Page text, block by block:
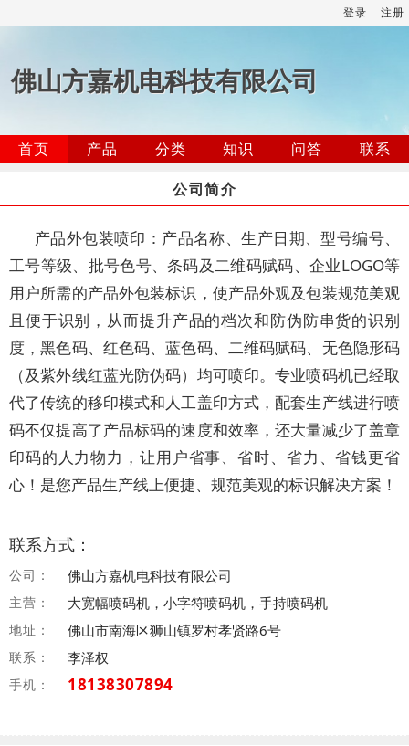
登录 注册
佛山方嘉机电科技有限公司
首页 产品 分类 知识 问答
联系
公司简介
产品外包装喷印：产品名称、生产日期、型号编号、
工号等级、批号色号、条码及二维码赋码、企业LOGO等
用户所需的产品外包装标识，使产品外观及包装规范美观
且便于识别，从而提升产品的档次和防伪防串货的识别
度，黑色码、红色码、蓝色码、二维码赋码、无色隐形码
（及紫外线红蓝光防伪码）均可喷印。专业喷码机已经取
代了传统的移印模式和人工盖印方式，配套生产线进行喷
码不仅提高了产品标码的速度和效率，还大量减少了盖章
印码的人力物力，让用户省事、省时、省力、省钱更省
心！是您产品生产线上便捷、规范美观的标识解决方案！
联系方式：
公司： 佛山方嘉机电科技有限公司
主营： 大宽幅喷码机，小字符喷码机，手持喷码机
地址： 佛山市南海区狮山镇罗村孝贤路6号
联系： 李泽权
手机： 18138307894